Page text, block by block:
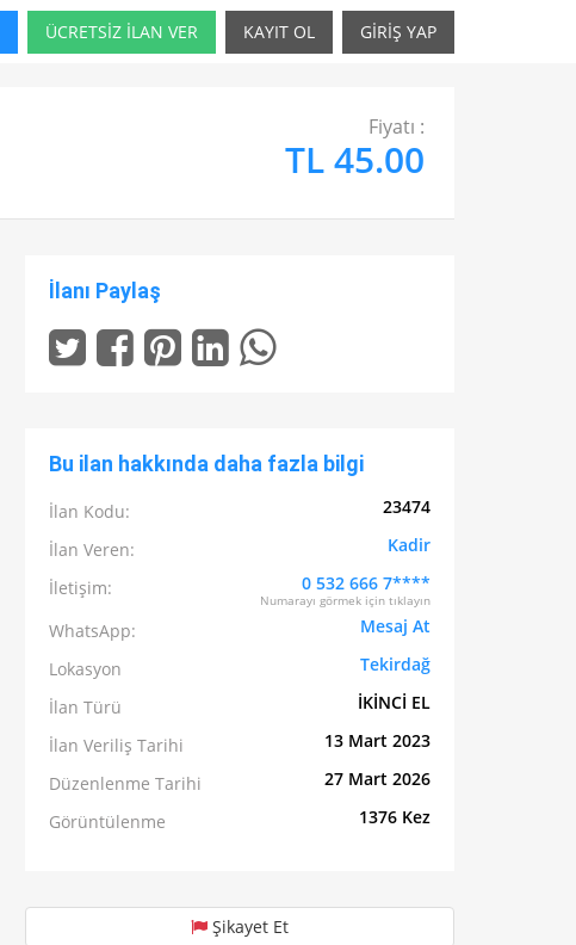
ÜCRETSİZ İLAN VER KAYIT OL GİRİŞ YAP
Fiyatı :
TL 45.00
İlanı Paylaş
Bu ilan hakkında daha fazla bilgi
İlan Kodu:
23474
İlan Veren:
Kadir
İletişim:
0 532 666 7****
Numarayı görmek için tıklayın
WhatsApp:
Mesaj At
Lokasyon
Tekirdağ
İlan Türü
İKİNCİ EL
İlan Veriliş Tarihi
13 Mart 2023
Düzenlenme Tarihi
27 Mart 2026
Görüntülenme
1376 Kez
Şikayet Et